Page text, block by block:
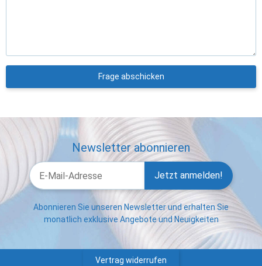
Frage abschicken
Newsletter abonnieren
Jetzt anmelden!
Abonnieren Sie unseren Newsletter und erhalten Sie
monatlich exklusive Angebote und Neuigkeiten
Vertrag widerrufen